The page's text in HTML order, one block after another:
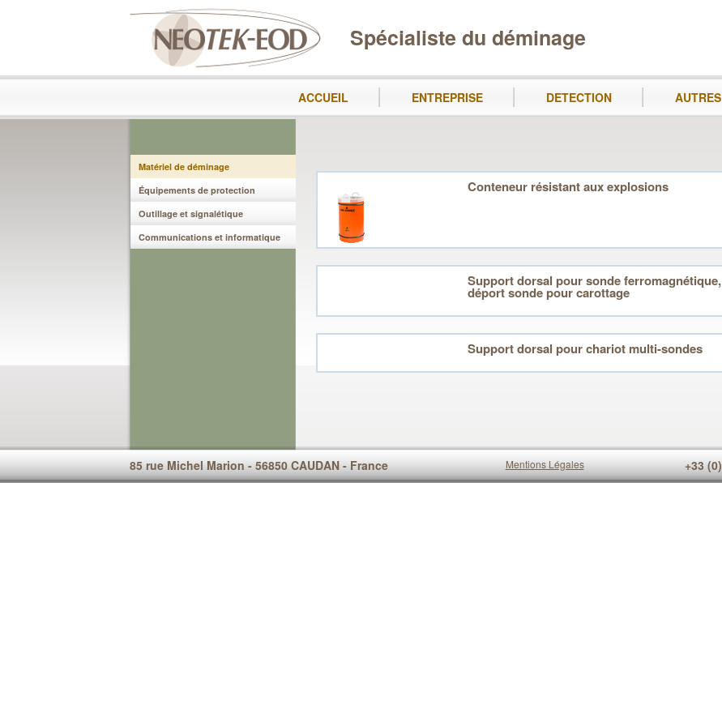
Spécialiste du déminage
ACCUEIL ENTREPRISE DETECTION
Matériel de déminage
Équipements de protection
Outillage et signalétique
Communications et informatique
Conteneur résistant aux explosions
Support dorsal pour sonde
déport sonde pour carottage
Support dorsal pour chariot multi-sondes
Mentions Légales
85 rue Michel Marion - 56850 CAUDAN - France +33